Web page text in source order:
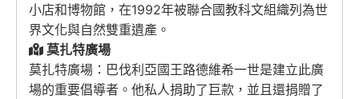
小店和博物館，在1992年被聯合國教科文組織列為世
界文化與自然雙重遺產。
莫扎特廣場
莫扎特廣場：巴伐利亞國王路德維希一世是建立此廣
場的重要倡導者。他私人捐助了巨款，並且還捐贈了